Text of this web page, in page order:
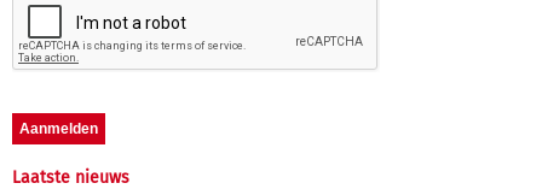
Laatste nieuws